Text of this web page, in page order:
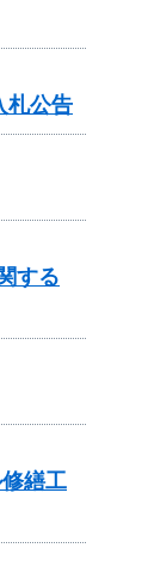
札公告
する
繕工